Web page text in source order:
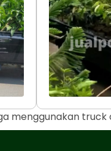
menggunakan truck